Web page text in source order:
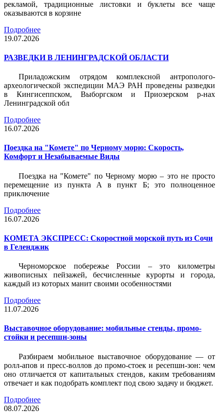
рекламой, традиционные листовки и буклеты все чаще
оказываются в корзине
Подробнее
19.07.2026
РАЗВЕДКИ В ЛЕНИНГРАДСКОЙ ОБЛАСТИ
Приладожским отрядом комплексной антрополого-
археологической экспедиции МАЭ РАН проведены разведки
в Кингисеппском, Выборгском и Приозерском р-нах
Ленинградской обл
Подробнее
16.07.2026
Поездка на "Комете" по Черному морю: Скорость,
Комфорт и Незабываемые Виды
Поездка на "Комете" по Черному морю – это не просто
перемещение из пункта А в пункт Б; это полноценное
приключение
Подробнее
16.07.2026
КОМЕТА ЭКСПРЕСС: Скоростной морской путь из Сочи
в Геленджик
Черноморское побережье России – это километры
живописных пейзажей, бесчисленные курорты и города,
каждый из которых манит своими особенностями
Подробнее
11.07.2026
Выставочное оборудование: мобильные стенды, промо-
стойки и ресепшн-зоны
Разбираем мобильное выставочное оборудование — от
ролл-апов и пресс-воллов до промо-стоек и ресепшн-зон: чем
оно отличается от капитальных стендов, каким требованиям
отвечает и как подобрать комплект под свою задачу и бюджет.
Подробнее
08.07.2026